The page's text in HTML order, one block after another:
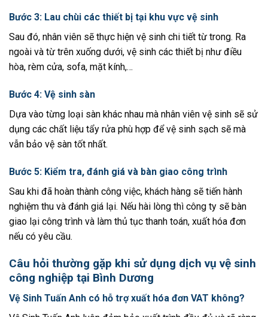
Bước 3: Lau chùi các thiết bị tại khu vực vệ sinh
Sau đó, nhân viên sẽ thực hiện vệ sinh chi tiết từ trong. Ra
ngoài và từ trên xuống dưới, vệ sinh các thiết bị như điều
hòa, rèm cửa, sofa, mặt kính,…
Bước 4: Vệ sinh sàn
Dựa vào từng loại sàn khác nhau mà nhân viên vệ sinh sẽ sử
dụng các chất liệu tẩy rửa phù hợp để vệ sinh sạch sẽ mà
vẫn bảo vệ sàn tốt nhất.
Bước 5: Kiểm tra, đánh giá và bàn giao công trình
Sau khi đã hoàn thành công việc, khách hàng sẽ tiến hành
nghiệm thu và đánh giá lại. Nếu hài lòng thì công ty sẽ bàn
giao lại công trình và làm thủ tục thanh toán, xuất hóa đơn
nếu có yêu cầu.
Câu hỏi thường gặp khi sử dụng dịch vụ vệ sinh
công nghiệp tại Bình Dương
Vệ Sinh Tuấn Anh có hỗ trợ xuất hóa đơn VAT không?